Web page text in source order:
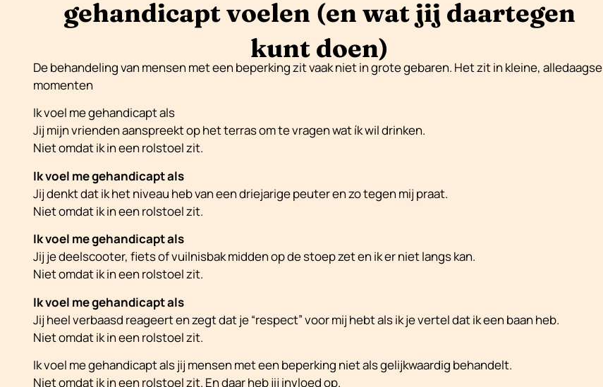
gehandicapt voelen (en wat jij daartegen
kunt doen)
De behandeling van mensen met een beperking zit vaak niet in grote gebaren. Het zit in kleine, alledaagse
momenten
Ik voel me gehandicapt als
Jij mijn vrienden aanspreekt op het terras om te vragen wat ík wil drinken.
Niet omdat ik in een rolstoel zit.
Ik voel me gehandicapt als
Jij denkt dat ik het niveau heb van een driejarige peuter en zo tegen mij praat.
Niet omdat ik in een rolstoel zit.
Ik voel me gehandicapt als
Jij je deelscooter, fiets of vuilnisbak midden op de stoep zet en ik er niet langs kan.
Niet omdat ik in een rolstoel zit.
Ik voel me gehandicapt als
Jij heel verbaasd reageert en zegt dat je “respect” voor mij hebt als ik je vertel dat ik een baan heb.
Niet omdat ik in een rolstoel zit.
Ik voel me gehandicapt als jij mensen met een beperking niet als gelijkwaardig behandelt.
Niet omdat ik in een rolstoel zit. En daar heb jij invloed op.